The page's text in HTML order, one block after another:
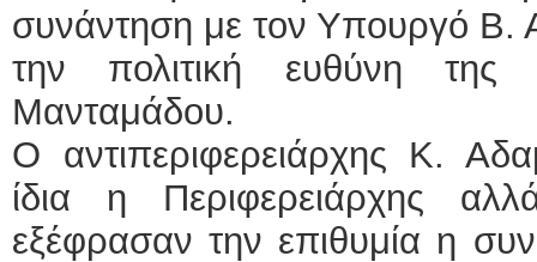
συνάντηση με τον Υπουργό Β.
την πολιτική ευθύνη
Μανταμάδου.
Ο αντιπεριφερειάρχης Κ.
ίδια η Περιφερειάρχης
εξέφρασαν την επιθυμία η